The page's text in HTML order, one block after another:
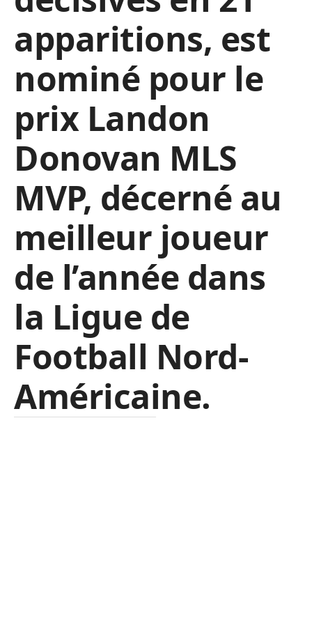
apparitions, est
nominé pour le
prix Landon
Donovan MLS
MVP, décerné au
meilleur joueur
de l’année dans
la Ligue de
Football Nord-
Américaine.